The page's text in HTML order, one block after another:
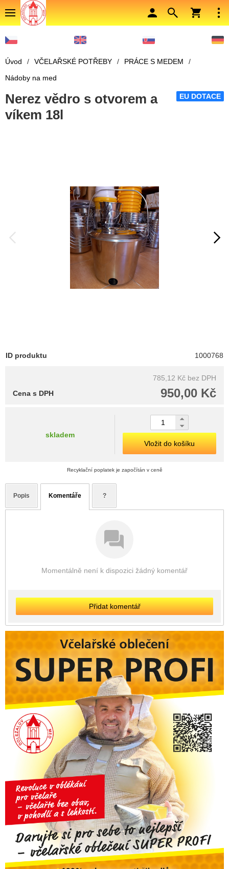
Úvod / VČELAŘSKÉ POTŘEBY / PRÁCE S MEDEM
/
Nádoby na med
EU DOTACE
Nerez vědro s otvorem a
víkem 18l
ID produktu 1000768
785,12 Kč bez DPH
950,00 Kč
Cena s DPH
skladem
Vložit do košíku
Recyklační poplatek je započítán v ceně
Popis Komentáře ?
Momentálně není k dispozici žádný komentář
Přidat komentář